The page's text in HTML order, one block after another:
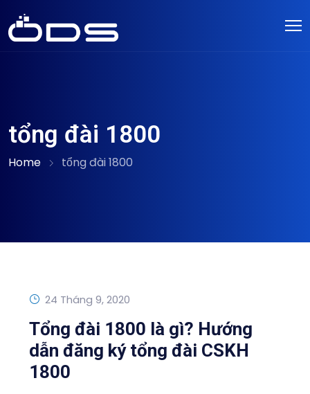
tổng đài 1800
Home tổng đài 1800
24 Tháng 9, 2020
Tổng đài 1800 là gì? Hướng
dẫn đăng ký tổng đài CSKH
1800